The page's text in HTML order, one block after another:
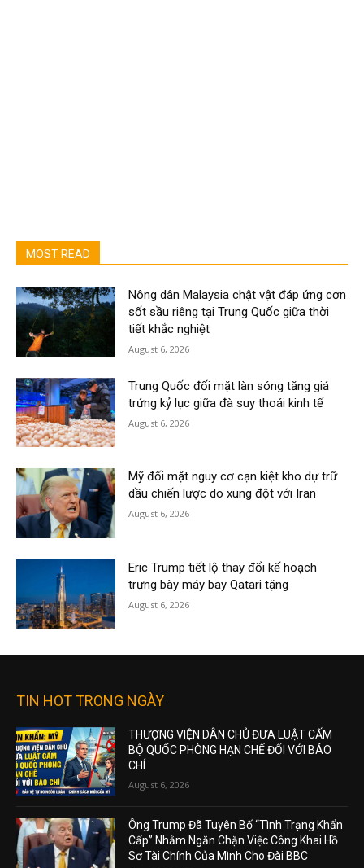
MOST READ
Nông dân Malaysia chật vật đáp ứng cơn
sốt sầu riêng tại Trung Quốc giữa thời
tiết khắc nghiệt
August 6, 2026
Trung Quốc đối mặt làn sóng tăng giá
trứng kỷ lục giữa đà suy thoái kinh tế
August 6, 2026
Mỹ đối mặt nguy cơ cạn kiệt kho dự trữ
dầu chiến lược do xung đột với Iran
August 6, 2026
Eric Trump tiết lộ thay đổi kế hoạch
trưng bày máy bay Qatari tặng
August 6, 2026
TIN HOT TRONG NGÀY
THƯỢNG VIỆN DÂN CHỦ ĐƯA LUẬT CẤM
BỘ QUỐC PHÒNG HẠN CHẾ ĐỐI VỚI BÁO
CHÍ
August 6, 2026
Ông Trump Đã Tuyên Bố “Tình Trạng Khẩn
Cấp” Nhằm Ngăn Chặn Việc Công Khai Hồ
Sơ Tài Chính Của Mình Cho Đài BBC